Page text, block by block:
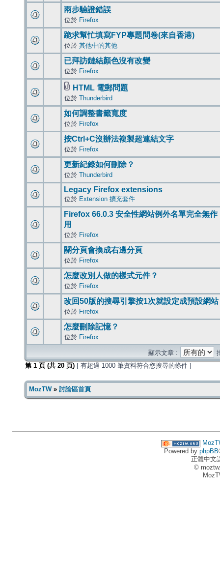
兩步驗證錯誤
位於 Firefox
跪求幫忙填寫FYP專題問卷(來自香港)
位於 其他中的其他
已拜訪鏈結顏色沒有改變
位於 Firefox
HTML 電郵問題
位於 Thunderbird
如何調整書籤寬度
位於 Firefox
按Ctrl+C沒辦法複製超連結文字
位於 Firefox
更新紀錄如何刪除？
位於 Thunderbird
Legacy Firefox extensions
位於 Extension 擴充套件
Firefox 66.0.3 安全性網站例外名單完全無作
用
位於 Firefox
關分頁會換成右邊分頁
位於 Firefox
怎麼改別人做的樣式元件？
位於 Firefox
改回50版的搜尋引擎按1次就設定成預設網站
位於 Firefox
怎麼刪除記憶？
位於 Firefox
顯示文章 :
第 1 頁 (共 20 頁) [ 有超過 1000 筆資料符合您搜尋的條件 ]
MozTW» 討論區首頁
Powered by phpBB
正體中文
©